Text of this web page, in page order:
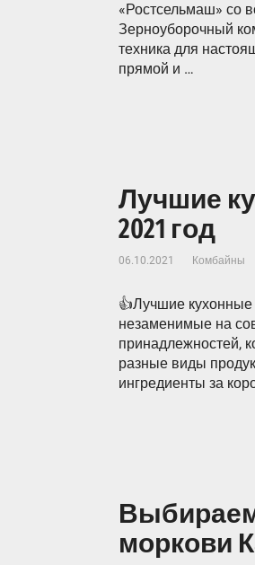
«Ростсельмаш» со
Зерноуборочный
техника для
прямой и …
Лучшие
2021 год
06.10.2021 Комбайны
👍Лучшие
незаменимые на
принадлежностей,
разные виды
ингредиенты за
моркови